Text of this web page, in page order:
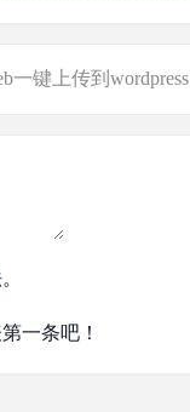
一键上传到wordpress
一条吧！